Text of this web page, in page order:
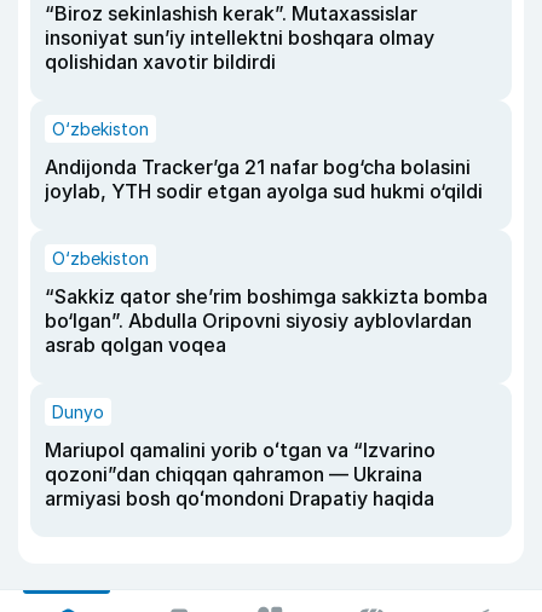
“Biroz sekinlashish kerak”. Mutaxassislar
insoniyat sun’iy intellektni boshqara olmay
qolishidan xavotir bildirdi
O‘zbekiston
Andijonda Tracker’ga 21 nafar bog‘cha bolasini
joylab, YTH sodir etgan ayolga sud hukmi o‘qildi
O‘zbekiston
“Sakkiz qator she’rim boshimga sakkizta bomba
bo‘lgan”. Abdulla Oripovni siyosiy ayblovlardan
asrab qolgan voqea
Dunyo
Mariupol qamalini yorib oʻtgan va “Izvarino
qozoni”dan chiqqan qahramon — Ukraina
armiyasi bosh qoʻmondoni Drapatiy haqida